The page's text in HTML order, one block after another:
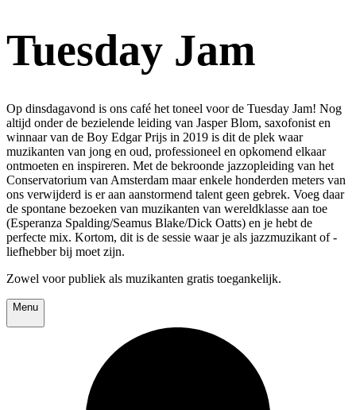
Tuesday Jam
Op dinsdagavond is ons café het toneel voor de Tuesday Jam! Nog
altijd onder de bezielende leiding van Jasper Blom, saxofonist en
winnaar van de Boy Edgar Prijs in 2019 is dit de plek waar
muzikanten van jong en oud, professioneel en opkomend elkaar
ontmoeten en inspireren. Met de bekroonde jazzopleiding van het
Conservatorium van Amsterdam maar enkele honderden meters van
ons verwijderd is er aan aanstormend talent geen gebrek. Voeg daar
de spontane bezoeken van muzikanten van wereldklasse aan toe
(Esperanza Spalding/Seamus Blake/Dick Oatts) en je hebt de
perfecte mix. Kortom, dit is de sessie waar je als jazzmuzikant of -
liefhebber bij moet zijn.
Zowel voor publiek als muzikanten gratis toegankelijk.
Menu